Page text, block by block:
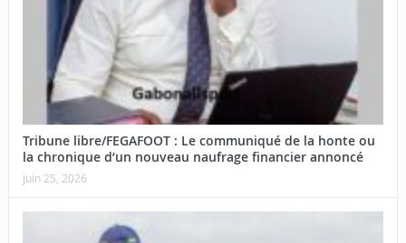
Tribune libre/FEGAFOOT : Le communiqué de la honte ou
la chronique d’un nouveau naufrage financier annoncé
juin 25, 2026